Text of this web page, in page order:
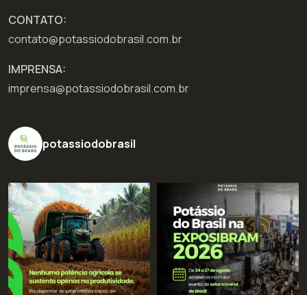
CONTATO:
contato@potassiodobrasil.com.br
IMPRENSA:
imprensa@potassiodobrasil.com.br
potassiodobrasil